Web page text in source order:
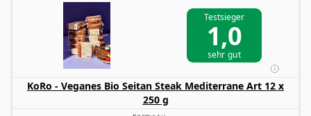
Testsieger
1,0
sehr gut
KoRo - Veganes Bio Seitan Steak Mediterrane Art 12 x
250 g